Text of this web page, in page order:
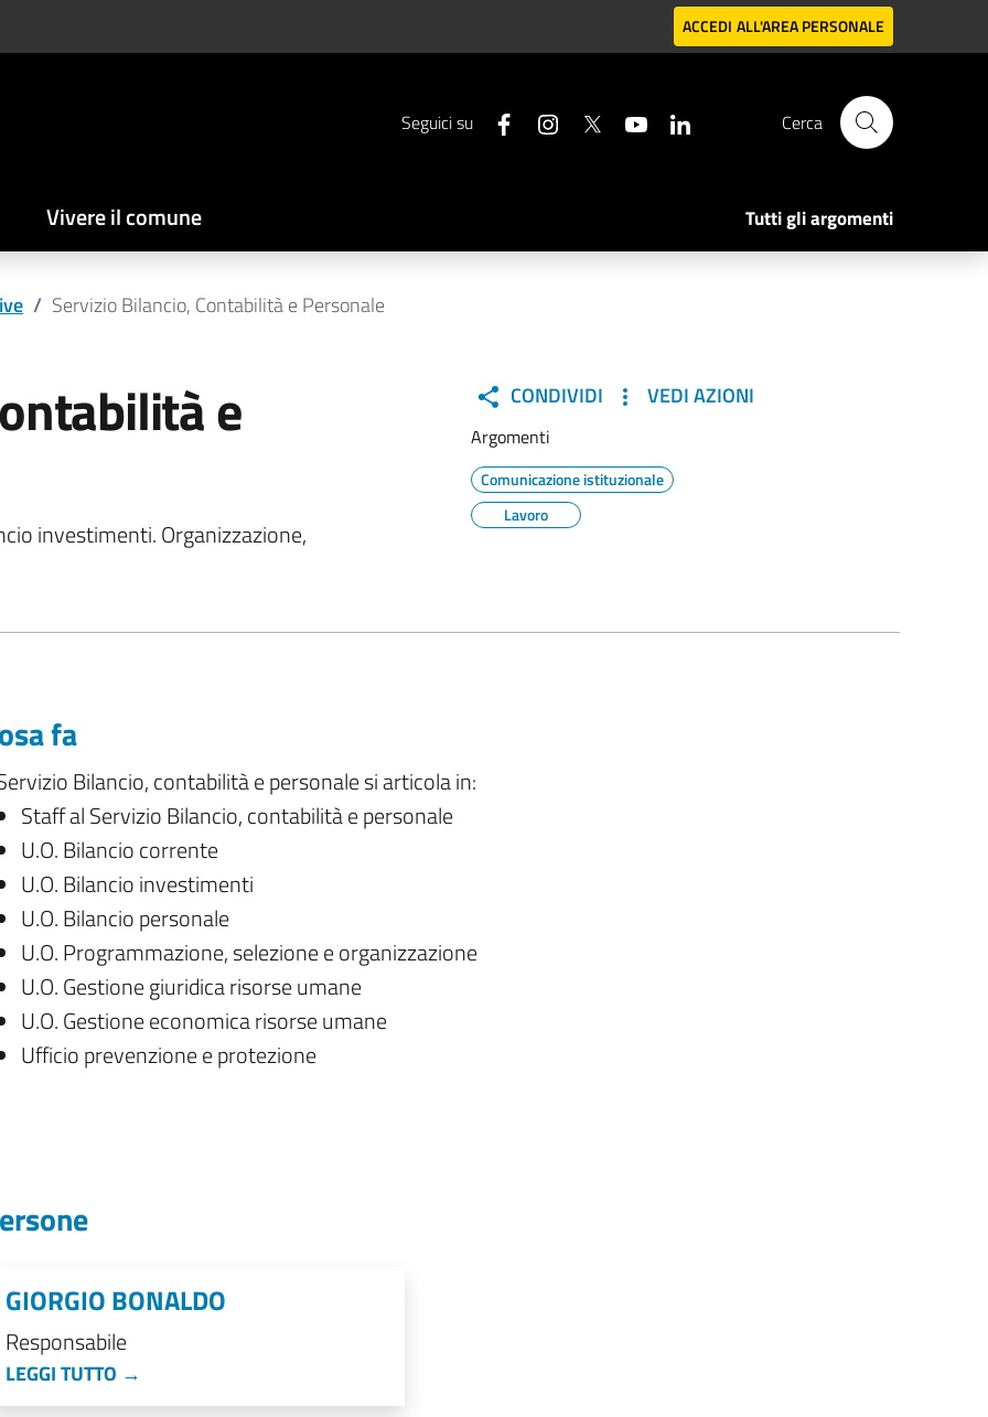
ACCEDI ALL'AREA PERSONALE
Seguici su Cerca
Vivere il comune Tutti gli argomenti
/ Servizio Bilancio, Contabilità e Personale
e
investimenti. Organizzazione,
CONDIVIDI VEDI AZIONI
Argomenti
Comunicazione istituzionale
Lavoro
fa
Bilancio, contabilità e personale si articola in:
Staff al Servizio Bilancio, contabilità e personale
U.O. Bilancio corrente
U.O. Bilancio investimenti
U.O. Bilancio personale
U.O. Programmazione, selezione e organizzazione
U.O. Gestione giuridica risorse umane
U.O. Gestione economica risorse umane
Ufficio prevenzione e protezione
GIORGIO BONALDO
Responsabile
LEGGI TUTTO →